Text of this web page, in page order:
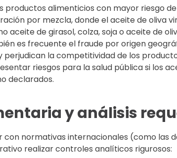
productos alimenticios con mayor riesgo
por mezcla, donde el aceite de oliva
aceite de girasol, colza, soja o aceite de
es frecuente el fraude por origen
perjudican la competitividad de los
riesgos para la salud pública si los
declarados.
y análisis
con normativas internacionales (como las
realizar controles analíticos rigurosos: